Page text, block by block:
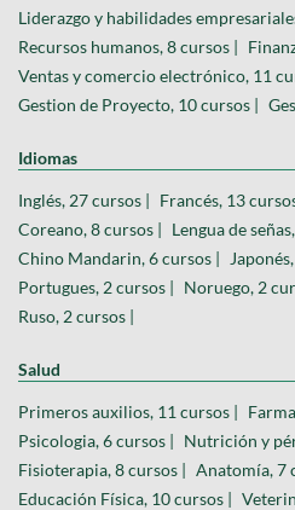
Liderazgo y habilidades
Recursos humanos, 8 cursos |
Ventas y comercio electrónico, 11
Gestion de Proyecto, 10 cursos |
Idiomas
Inglés, 27 cursos | Francés, 13
Coreano, 8 cursos | Lengua de
Chino Mandarin, 6 cursos |
Portugues, 2 cursos | Noruego, 2
Ruso, 2 cursos |
Salud
Primeros auxilios, 11 cursos |
Psicologia, 6 cursos | Nutrición y
Fisioterapia, 8 cursos | Anatomía, 7
Educación Física, 10 cursos |